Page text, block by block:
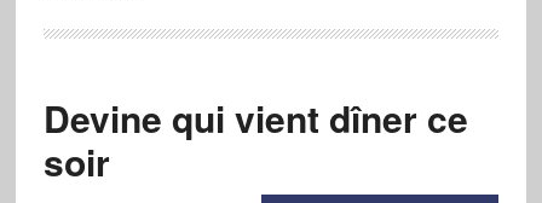
Devine qui vient dîner ce
soir